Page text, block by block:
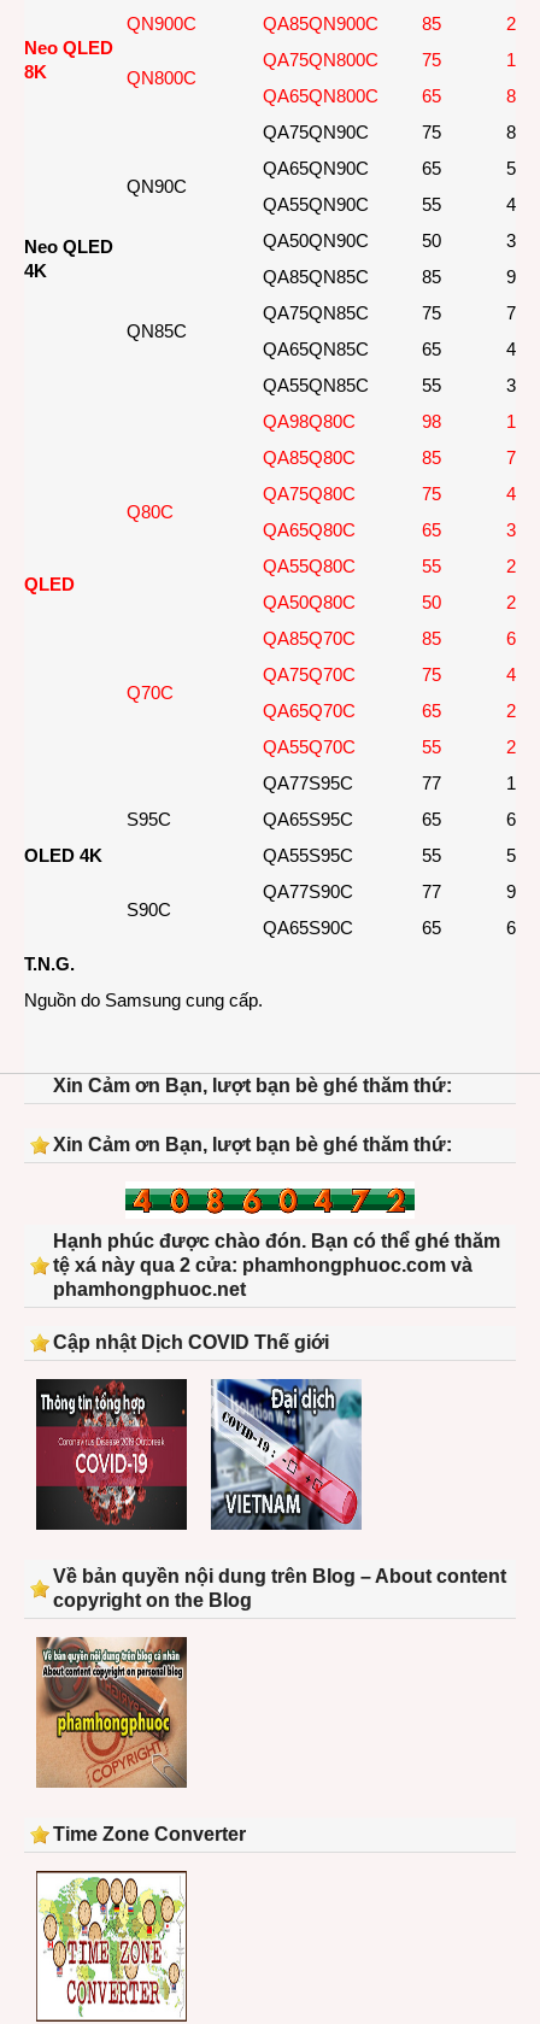
Neo QLED
8K
QN900C QA85QN900C 85
QN800C
QA75QN800C 75
QA65QN800C
65
Neo QLED
4K
QN90C
QA75QN90C 75
QA65QN90C
65
QA55QN90C
55
QA50QN90C
50
QN85C
QA85QN85C 85
QA75QN85C
75
QA65QN85C
65
QA55QN85C
55
QLED
Q80C
QA98Q80C 98
QA85Q80C
85
QA75Q80C
75
QA65Q80C
65
QA55Q80C
55
QA50Q80C
50
Q70C
QA85Q70C 85
QA75Q70C
75
QA65Q70C
65
QA55Q70C
55
OLED 4K
S95C
QA77S95C 77
QA65S95C
65
QA55S95C
55
S90C
QA77S90C 77
QA65S90C
65
T.N.G.
Nguồn do Samsung cung cấp.
Xin Cảm ơn Bạn, lượt bạn bè ghé thăm thứ:
Xin Cảm ơn Bạn, lượt bạn bè ghé thăm thứ:
Hạnh phúc được chào đón. Bạn có thể ghé thăm
tệ xá này qua 2 cửa: phamhongphuoc.com và
phamhongphuoc.net
Cập nhật Dịch COVID Thế giới
Về bản quyền nội dung trên Blog – About content
copyright on the Blog
Time Zone Converter